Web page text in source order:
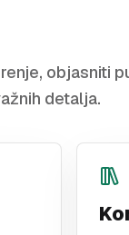
objasniti
detalja.